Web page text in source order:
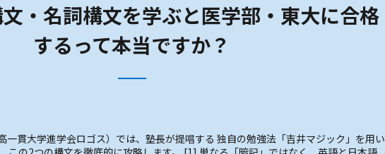
・名詞構文を学ぶと医学部・東大に合格
するって本当ですか？
一貫大学進学会ロゴス）では、塾長が提唱する 独自の勉強法「吉井マジック」を用い